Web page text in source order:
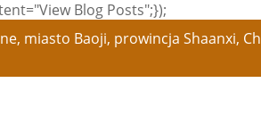
Blog Posts";});
miasto Baoji, prowincja Shaanxi,